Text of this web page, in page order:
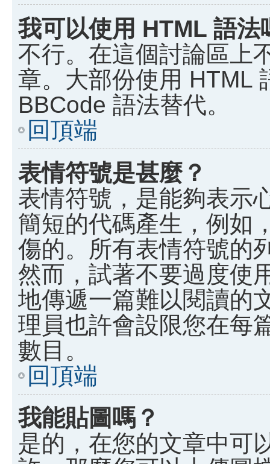
我可以使用 HTML 語法
不行。在這個討論區上
章。大部份使用 HTML
BBCode 語法替代。
回頂端
表情符號是甚麼？
表情符號，是能夠表示
簡短的代碼產生，例如
傷的。所有表情符號的
然而，試著不要過度使
地傳遞一篇難以閱讀的
理員也許會設限您在每
數目。
回頂端
我能貼圖嗎？
是的，在您的文章中可